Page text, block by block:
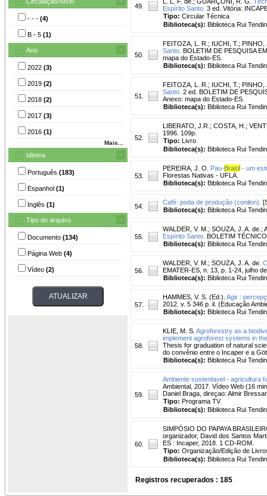
- - - (4)
B - 5 (1)
Ano
2022 (3)
2019 (2)
2018 (2)
2017 (3)
2016 (1)
Mais...
Idioma
Português (183)
Espanhol (1)
Inglês (1)
Tipo do arquivo
Documento (134)
Página Web (4)
Vídeo (2)
49.
Espírito Santo. 3 ed. Vitória:
Tipo: Circular Técnica
Biblioteca(s): Biblioteca Rui
50.
FEITOZA, L. R. ; IUCHI, T. ; PINHO,
Santo. BOLETIM DE PESQUISA
mapa do Estado-ES.
Biblioteca(s): Biblioteca Rui
51.
FEITOZA, L. R. ; IUCHI, T. ; PINHO,
Santo. 2 ed. BOLETIM DE
Anexo: mapa do Estado-ES.
Biblioteca(s): Biblioteca Rui
52.
LIBERATO, J.R. ; COSTA, H. ;
1996. 109p.
Tipo: Livro
Biblioteca(s): Biblioteca Rui
53.
PEREIRA, J. O. Pau-Brasil - um
Florestas Nativas - UFLA.
Biblioteca(s): Biblioteca Rui
54.
Café: poda de produção (conilon).
Biblioteca(s): Biblioteca Rui
55.
WALDER, V. M. ; SOUZA, J. A. de. ;
Espírito Santo. BOLETIM
Biblioteca(s): Biblioteca Rui
56.
WALDER, V. M. ; SOUZA, J. A. de.
EMATER-ES, n. 13, p. 1-24, julho
Biblioteca(s): Biblioteca Rui
57.
HAMMES, V. S. (Ed.). Agir :
2012. v. 5 346 p. il. (Educação
Biblioteca(s): Biblioteca Rui
58.
KLIE, M. S. Agroforestry as a
implement agroforest systems in
Thesis for graduation of natural
do convênio entre o Incaper e a
Biblioteca(s): Biblioteca Rui
59.
Ambiente sustentavel - agricultura
Ambiental, 2017. Vídeo Web (16
Daniel Braga, direçao: Almir
Tipo: Programa TV
Biblioteca(s): Biblioteca Rui
60.
SIMPÓSIO DO PAPAYA
organizador, David dos Santos
ES : Incaper, 2018. 1 CD-ROM.
Tipo: Organização/Edição de
Biblioteca(s): Biblioteca Rui
Registros recuperados : 185